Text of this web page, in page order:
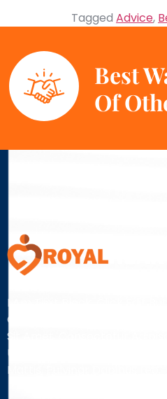
Tagged Advice,
Best
Of
I Am Text Block. Click Edit
Change This Text. Lorem
Sit Amet, Consectetur
Ut Elit Tellus, Luctus Nec
Mattis, Pulvinar Dapibus Leo.